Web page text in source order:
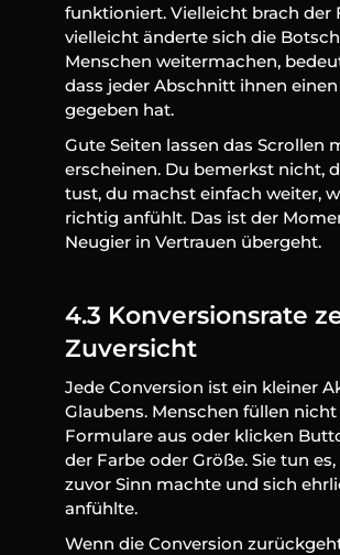
funktioniert. Vielleicht brach der
vielleicht änderte sich die
Menschen weitermachen,
dass jeder Abschnitt ihnen
gegeben hat.
Gute Seiten lassen das Scrollen
erscheinen. Du bemerkst nicht,
tust, du machst einfach weiter,
richtig anfühlt. Das ist der
Neugier in Vertrauen übergeht.
4.3 Konversionsrate
Zuversicht
Jede Conversion ist ein kleiner
Glaubens. Menschen füllen nicht
Formulare aus oder klicken
der Farbe oder Größe. Sie tun
zuvor Sinn machte und sich
anfühlte.
Wenn die Conversion